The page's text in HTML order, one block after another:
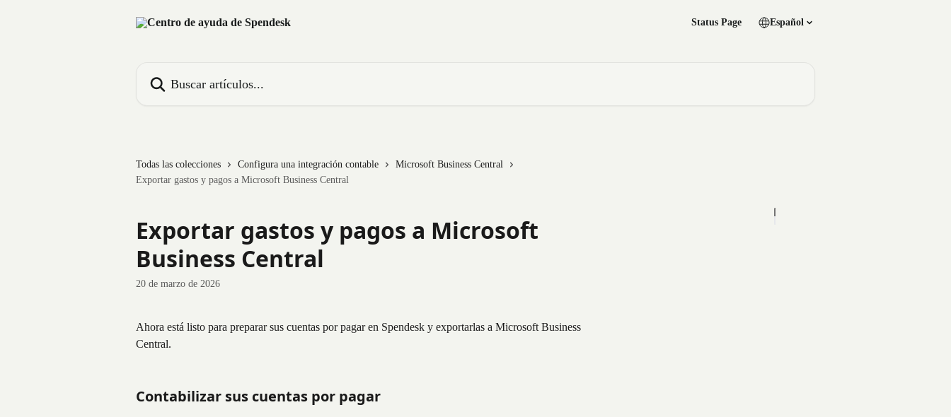
Status Page Español
Todas las colecciones Configura una integración contable
Microsoft Business Central
Exportar gastos y pagos a Microsoft Business Central
Exportar gastos y pagos a Microsoft
Business Central
20 de marzo de 2026
Ahora está listo para preparar sus cuentas por pagar en Spendesk y exportarlas a Microsoft Business
Central.
Contabilizar sus cuentas por pagar​